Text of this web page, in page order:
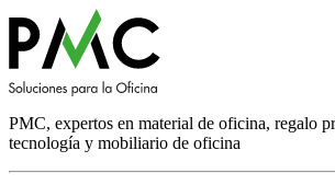
PMC, expertos en material de oficina, regalo
tecnología y mobiliario de oficina